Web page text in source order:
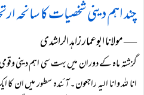
چند اہم دینی شخصیات کا سانحہ
― مولانا ابوعمار زاہد الراشدی
گزشتہ ماہ کے دوران میں بہت سی اہم دینی
انا للہ وانا الیہ راجعون۔ آئندہ سطور میں ان